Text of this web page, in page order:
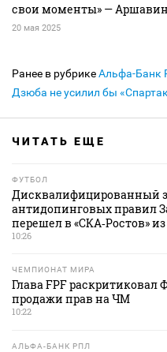
свои моменты» — Аршавин
20 мая 2025
Ранее в рубрикеАльфа-Банк
Дзюба не усилил бы
ЧИТАТЬ ЕЩЕ
ФУТБОЛ
Дисквалифицированный
антидопинговых правил
перешел в «СКА‑Ростов»
10:26
ЧЕМПИОНАТ МИРА
Глава FPF
продажи прав на ЧМ
10:22
АЛЬФА-БАНК РПЛ